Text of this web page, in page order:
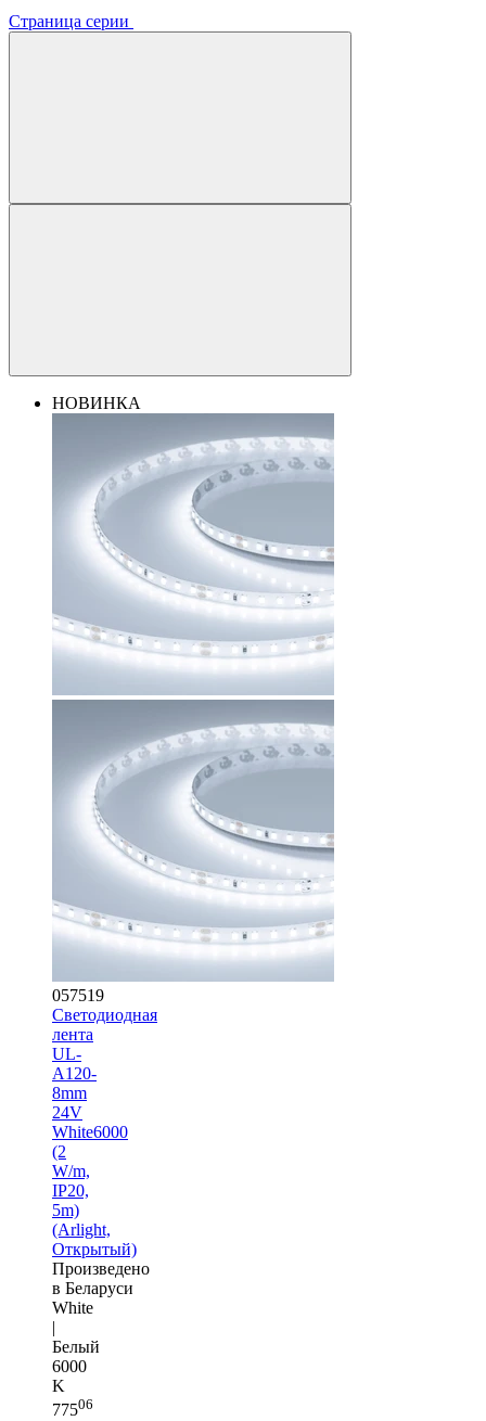
Страница серии
НОВИНКА
057519
Светодиодная
лента
UL-
A120-
8mm
24V
White6000
(2
W/m,
IP20,
5m)
(Arlight,
Открытый)
Произведено
в Беларуси
White
|
Белый
6000
K
77506